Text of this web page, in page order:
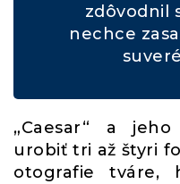
zdôvodnil
nechce
„Caesar“ a
urobiť tri až štyri
otografie tváre,